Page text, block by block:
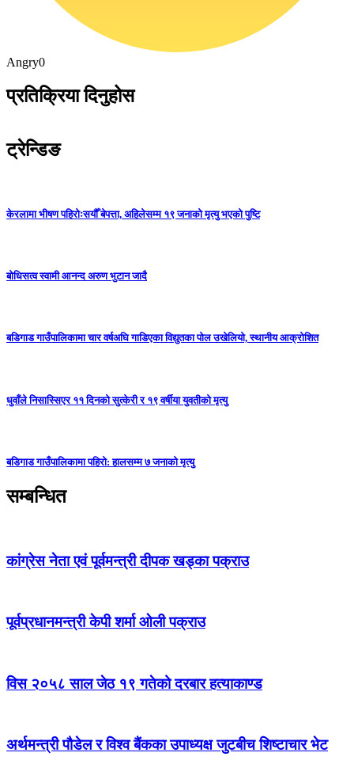
Angry0
प्रतिक्रिया दिनुहोस
ट्रेन्डिङ
केरलामा भीषण पहिरोःसयौँ बेपत्ता, अहिलेसम्म १९ जनाको मृत्यु भएको पुष्टि
बोधिसत्व स्वामी आनन्द अरुण भुटान जादै
बडिगाड गाउँपालिकामा चार वर्षअघि गाडिएका विद्युतका पोल उखेलियो, स्थानीय आक्रोशित
धुवाँले निसास्सिएर ११ दिनको सुत्केरी र १९ वर्षीया युवतीको मृत्यु
बडिगाड गाउँपालिकामा पहिरो: हालसम्म ७ जनाको मृत्यु
सम्बन्धित
कांग्रेस नेता एवं पूर्वमन्त्री दीपक खड्का पक्राउ
पूर्वप्रधानमन्त्री केपी शर्मा ओली पक्राउ
विस २०५८ साल जेठ १९ गतेको दरबार हत्याकाण्ड
अर्थमन्त्री पौडेल र विश्व बैंकका उपाध्यक्ष जुटबीच शिष्टाचार भेट